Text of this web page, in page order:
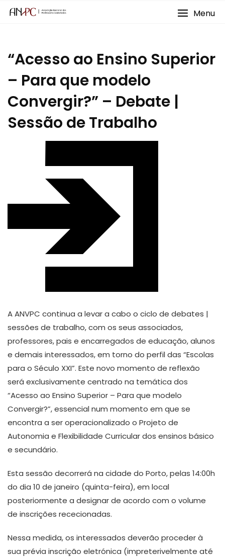
Menu
“Acesso ao Ensino Superior
– Para que modelo
Convergir?” – Debate |
Sessão de Trabalho
A ANVPC continua a levar a cabo o ciclo de debates |
sessões de trabalho, com os seus associados,
professores, pais e encarregados de educação, alunos
e demais interessados, em torno do perfil das “Escolas
para o Século XXI”. Este novo momento de reflexão
será exclusivamente centrado na temática dos
“Acesso ao Ensino Superior – Para que modelo
Convergir?”, essencial num momento em que se
encontra a ser operacionalizado o Projeto de
Autonomia e Flexibilidade Curricular dos ensinos básico
e secundário.
Esta sessão decorrerá na cidade do Porto, pelas 14:00h
do dia 10 de janeiro (quinta-feira), em local
posteriormente a designar de acordo com o volume
de inscrições rececionadas.
Nessa medida, os interessados deverão proceder à
sua prévia inscrição eletrónica (impreterivelmente até